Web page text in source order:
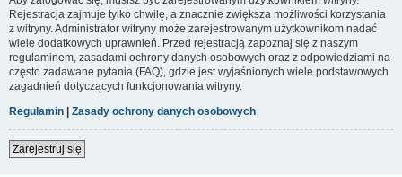
Rejestracja zajmuje tylko chwilę, a znacznie zwiększa możliwości korzystania
z witryny. Administrator witryny może zarejestrowanym użytkownikom nadać
wiele dodatkowych uprawnień. Przed rejestracją zapoznaj się z naszym
regulaminem, zasadami ochrony danych osobowych oraz z odpowiedziami na
często zadawane pytania (FAQ), gdzie jest wyjaśnionych wiele podstawowych
zagadnień dotyczących funkcjonowania witryny.
Regulamin | Zasady ochrony danych osobowych
Zarejestruj się